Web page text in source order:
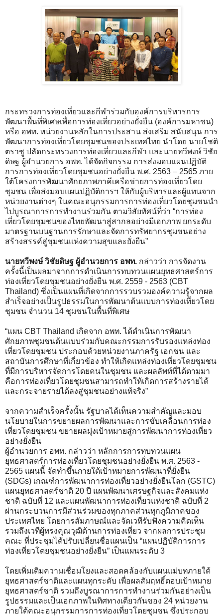
​กระทรวงการท่องเที่ยวและกีฬาร่วมกับองค์การบริหารการ
พัฒนาพื้นที่พิเศษเพื่อการท่องเที่ยวอย่างยั่งยืน (องค์การมหาชน)
หรือ อพท. หน่วยงานหลักในการประสาน ส่งเสริม สนับสนุน การ
พัฒนาการท่องเที่ยวโดยชุมชนของประเทศไทย นำโดย นายโชติ
ตราชู ปลัดกระทรวงการท่องเที่ยวและกีฬา และนายทวีพงษ์ วิชัย
ดิษฐ ผู้อำนวยการ อพท. ได้จัดกิจกรรม การส่งมอบแผนปฏิบัติ
การการท่องเที่ยวโดยชุมชนอย่างยั่งยืน พ.ศ. 2563 – 2565 ภาย
ใต้โครงการพัฒนาศักยภาพภาคีเครือข่ายการท่องเที่ยวโดย
ชุมชน เพื่อส่งมอบแผนปฏิบัติการฯ ให้กับผู้บริหารและผู้แทนจาก
หน่วยงานต่างๆ ในคณะอนุกรรมการการท่องเที่ยวโดยชุมชนนำ
ไปบูรณาการการทำงานร่วมกัน ตามวิสัยทัศน์ที่ว่า “การท่อง
เที่ยวโดยชุมชนของไทยพัฒนาสู่สากลอย่างมีเอกภาพ ยกระดับ
มาตรฐานบนฐานการรักษาและจัดการทรัพยากรชุมชนอย่าง
สร้างสรรค์สู่ชุมชนแห่งความสุขและยั่งยืน”
​นายทวีพงษ์ วิชัยดิษฐ ผู้อำนวยการ อพท. กล่าวว่า การจัดงาน
ครั้งนี้เป็นผลมาจากการดำเนินการทบทวนแผนยุทธศาสตร์การ
ท่องเที่ยวโดยชุมชนอย่างยั่งยืน พ.ศ. 2559 - 2563 (CBT
Thailand) ซึ่งเป็นแผนที่เกิดจากการรวบรวมองค์ความรู้จากผล
สำเร็จอย่างเป็นรูปธรรมในการพัฒนาต้นแบบการท่องเที่ยวโดย
ชุมชน จำนวน 14 ชุมชนในพื้นที่พิเศษ
“แผน CBT Thailand เกิดจาก อพท. ได้ดำเนินการพัฒนา
ศักยภาพชุมชนต้นแบบร่วมกับคณะกรรมการรับรองแหล่งท่อง
เที่ยวโดยชุมชน ประกอบด้วยหน่วยงานภาครัฐ เอกชน และ
สถาบันการศึกษาที่เกี่ยวข้อง ทำให้เกิดแหล่งท่องเที่ยวโดยชุมชน
ที่มีการบริหารจัดการโดยคนในชุมชน และผลลัพท์ที่ได้ตามมา
คือการท่องเที่ยวโดยชุมชนสามารถทำให้เกิดการสร้างรายได้
และกระจายรายได้ลงสู่ชุมชนอย่างแท้จริง”
จากความสำเร็จครั้งนั้น รัฐบาลได้เห็นความสำคัญและมอบ
นโยบายในการขยายผลการพัฒนาและการขับเคลื่อนการท่อง
เที่ยวโดยชุมชน ขยายผลมุ่งเป้าหมายสู่การพัฒนาการท่องเที่ยว
อย่างยั่งยืน
ผู้อำนวยการ อพท. กล่าวว่า หลักการการทบทวนแผน
ยุทธศาสตร์การท่องเที่ยวโดยชุมชนอย่างยั่งยืน พ.ศ. 2563 -
2565 แผนนี้ จัดทำขึ้นภายใต้เป้าหมายการพัฒนาที่ยั่งยืน
(SDGs) เกณฑ์การพัฒนาการท่องเที่ยวอย่างยั่งยืนโลก (GSTC)
แผนยุทธศาสตร์ชาติ 20 ปี แผนพัฒนาเศรษฐกิจและสังคมแห่ง
ชาติ ฉบับที่ 12 และแผนพัฒนาการท่องเที่ยวแห่งชาติ ฉบับที่ 2
ผ่านกระบวนการมีส่วนร่วมของทุกภาคส่วนทุกภูมิภาคของ
ประเทศไทย โดยการสัมภาษณ์และจัดเวทีรับฟังความคิดเห็น
รวมถึงเวทีผู้ทรงคุณวุฒิด้านการท่องเที่ยว จากผลการประชุม
คณะ ที่ประชุมได้ปรับเปลี่ยนชื่อแผนเป็น “แผนปฏิบัติการการ
ท่องเที่ยวโดยชุมชนอย่างยั่งยืน” เป็นแผนระดับ 3
โดยเพิ่มเติมความเชื่อมโยงและสอดคล้องกับแผนแม่บทภายใต้
ยุทธศาสตร์ชาติและแผนทุกระดับ เพื่อผลสัมฤทธิ์ตอบเป้าหมาย
ยุทธศาสตร์ชาติ รวมถึงบูรณาการการทำงานร่วมกันอย่างเป็น
รูปธรรมและเป็นเอกภาพในทิศทางเดียวกันของ 24 หน่วยงาน
ภายใต้คณะอนุกรรมการการท่องเที่ยวโดยชุมชน ซึ่งประกอบ